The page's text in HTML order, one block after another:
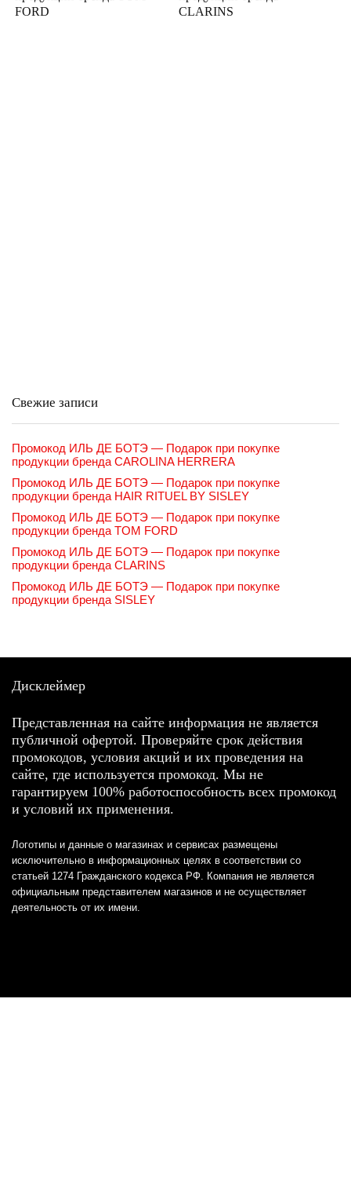
FORD
CLARINS
Свежие записи
Промокод ИЛЬ ДЕ БОТЭ — Подарок при покупке
продукции бренда CAROLINA HERRERA
Промокод ИЛЬ ДЕ БОТЭ — Подарок при покупке
продукции бренда HAIR RITUEL BY SISLEY
Промокод ИЛЬ ДЕ БОТЭ — Подарок при покупке
продукции бренда TOM FORD
Промокод ИЛЬ ДЕ БОТЭ — Подарок при покупке
продукции бренда CLARINS
Промокод ИЛЬ ДЕ БОТЭ — Подарок при покупке
продукции бренда SISLEY
Дисклеймер
Представленная на сайте информация не является
публичной офертой. Проверяйте срок действия
промокодов, условия акций и их проведения на
сайте, где используется промокод. Мы не
гарантируем 100% работоспособность всех промокод
и условий их применения.
Логотипы и данные о магазинах и сервисах размещены
исключительно в информационных целях в соответствии со
статьей 1274 Гражданского кодекса РФ. Компания не является
официальным представителем магазинов и не осуществляет
деятельность от их имени.